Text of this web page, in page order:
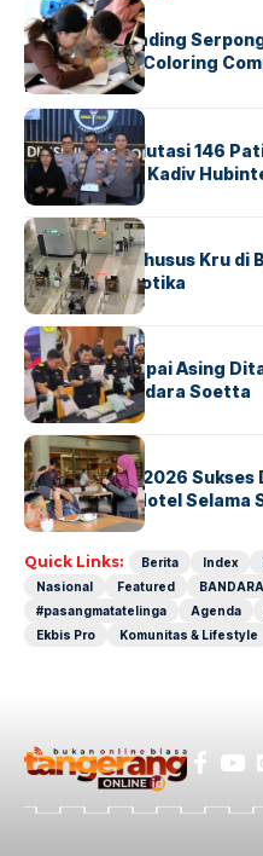
BERITAINDEX
Atria Hotel Gading
Lewat Family Coloring
Indonesia
BERITA
Mabes Polri Mutasi 146
Untung Jabat Kadiv
BANDARABERITA
Ketika Jalur Khusus Kru di
Sindikat Narkotika
BANDARA BERITA
Kopilot Maskapai Asing
Ekstasi di Bandara Soetta
BERITAINDEX
GM For A Day 2026
Operasional Hotel Selama
Quick Links: Berita Index
Nasional
Featured
#pasangmatatelinga
Agenda
Ekbis Pro
Komunitas & Lifestyle